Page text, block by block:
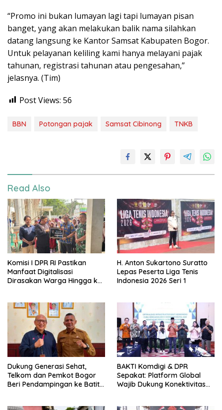
“Promo ini bukan lumayan lagi tapi lumayan pisan
banget, yang akan melakukan balik nama silahkan
datang langsung ke Kantor Samsat Kabupaten Bogor.
Untuk pelayanan keliling kami hanya melayani pajak
tahunan, registrasi tahunan atau pengesahan,”
jelasnya. (Tim)
Post Views: 56
BBN Potongan pajak Samsat Cibinong TNKB
Read Also
Komisi I DPR RI Pastikan
Manfaat Digitalisasi
Dirasakan Warga Hingga ke
H. Anton Sukartono Suratto
Lepas Peserta Liga Tenis
Indonesia 2026 Seri 1
Dukung Generasi Sehat,
Telkom dan Pemkot Bogor
Beri Pendampingan ke Batita
BAKTI Komdigi & DPR
Sepakat: Platform Global
Wajib Dukung Konektivitas